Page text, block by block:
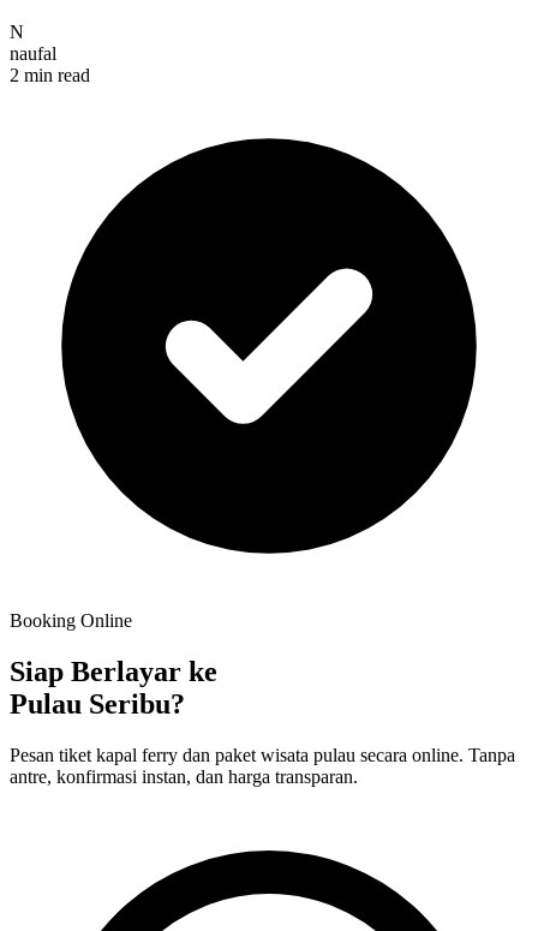
N
naufal
2 min read
Booking Online
Siap Berlayar ke
Pulau Seribu?
Pesan tiket kapal ferry dan paket wisata pulau secara online. Tanpa
antre, konfirmasi instan, dan harga transparan.